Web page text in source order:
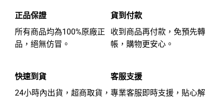
正品保證
所有商品均為100%原廠正
品，絕無仿冒。
貨到付款
收到商品再付款，免預先轉
帳，購物更安心。
快速到貨
24小時內出貨，超商取貨，
客服支援
專業客服即時支援，貼心解